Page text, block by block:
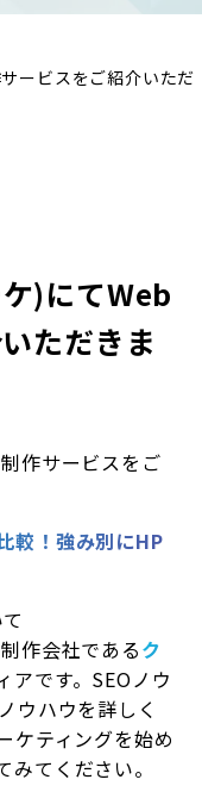
ービスをご紹介いただ
)にてWeb
ただきま
作サービスをご
較！強み別にHP
作会社であるク
アです。SEOノウ
ウハウを詳しく
ケティングを始め
てください。